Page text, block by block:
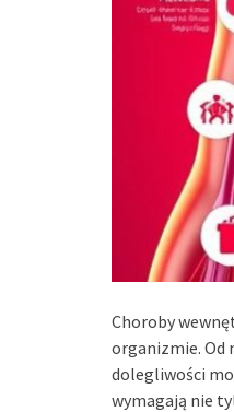
Choroby
organizmie. Od
dolegliwości
wymagają nie